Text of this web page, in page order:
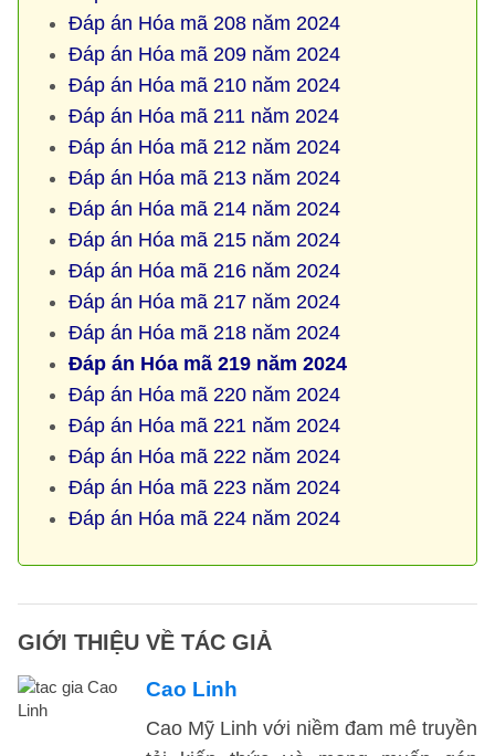
Đáp án Hóa mã 208 năm 2024
Đáp án Hóa mã 209 năm 2024
Đáp án Hóa mã 210 năm 2024
Đáp án Hóa mã 211 năm 2024
Đáp án Hóa mã 212 năm 2024
Đáp án Hóa mã 213 năm 2024
Đáp án Hóa mã 214 năm 2024
Đáp án Hóa mã 215 năm 2024
Đáp án Hóa mã 216 năm 2024
Đáp án Hóa mã 217 năm 2024
Đáp án Hóa mã 218 năm 2024
Đáp án Hóa mã 219 năm 2024
Đáp án Hóa mã 220 năm 2024
Đáp án Hóa mã 221 năm 2024
Đáp án Hóa mã 222 năm 2024
Đáp án Hóa mã 223 năm 2024
Đáp án Hóa mã 224 năm 2024
GIỚI THIỆU VỀ TÁC GIẢ
Cao Linh
Cao Mỹ Linh với niềm đam mê truyền